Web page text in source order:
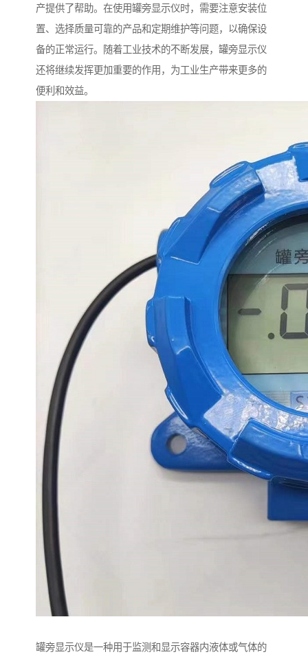
产提供了帮助。在使用罐旁显示仪时，需要注意安装位
置、选择质量可靠的产品和定期维护等问题，以确保设
备的正常运行。随着工业技术的不断发展，罐旁显示仪
还将继续发挥更加重要的作用，为工业生产带来更多的
便利和效益。
罐旁显示仪是一种用于监测和显示容器内液体或气体的